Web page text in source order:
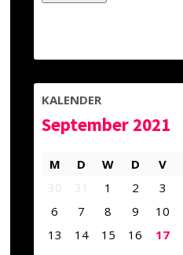
KALENDER
September 2021
M D W D V
30
31 1 2 3
6
7 8 9 10
13
14 15 16 17